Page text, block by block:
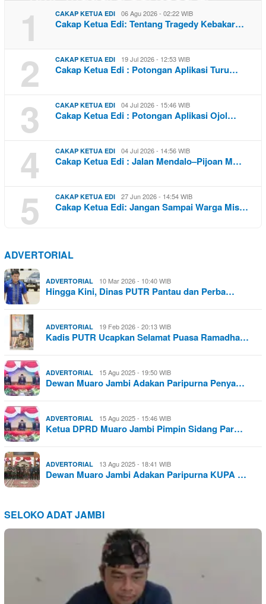
1 CAKAP KETUA EDI 06 Agu 2026 - 02:22 WIB
Cakap Ketua Edi: Tentang Tragedy Kebakar…
2 CAKAP KETUA EDI 19 Jul 2026 - 12:53 WIB
Cakap Ketua Edi : Potongan Aplikasi Turu…
3 CAKAP KETUA EDI 04 Jul 2026 - 15:46 WIB
Cakap Ketua Edi : Potongan Aplikasi Ojol…
4 CAKAP KETUA EDI 04 Jul 2026 - 14:56 WIB
Cakap Ketua Edi : Jalan Mendalo–Pijoan M…
5 CAKAP KETUA EDI 27 Jun 2026 - 14:54 WIB
Cakap Ketua Edi: Jangan Sampai Warga Mis…
ADVERTORIAL
ADVERTORIAL 10 Mar 2026 - 10:40 WIB
Hingga Kini, Dinas PUTR Pantau dan Perba…
ADVERTORIAL 19 Feb 2026 - 20:13 WIB
Kadis PUTR Ucapkan Selamat Puasa Ramadha…
ADVERTORIAL 15 Agu 2025 - 19:50 WIB
Dewan Muaro Jambi Adakan Paripurna Penya…
ADVERTORIAL 15 Agu 2025 - 15:46 WIB
Ketua DPRD Muaro Jambi Pimpin Sidang Par…
ADVERTORIAL 13 Agu 2025 - 18:41 WIB
Dewan Muaro Jambi Adakan Paripurna KUPA …
SELOKO ADAT JAMBI